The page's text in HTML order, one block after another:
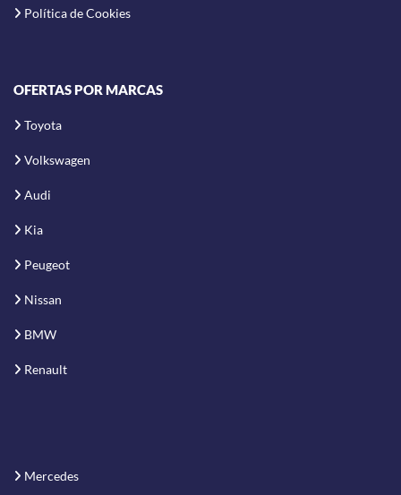
Política de Cookies
OFERTAS POR MARCAS
Toyota
Volkswagen
Audi
Kia
Peugeot
Nissan
BMW
Renault
Mercedes